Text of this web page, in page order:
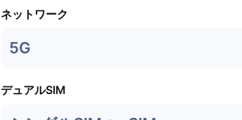
ネットワーク
5G
デュアルSIM